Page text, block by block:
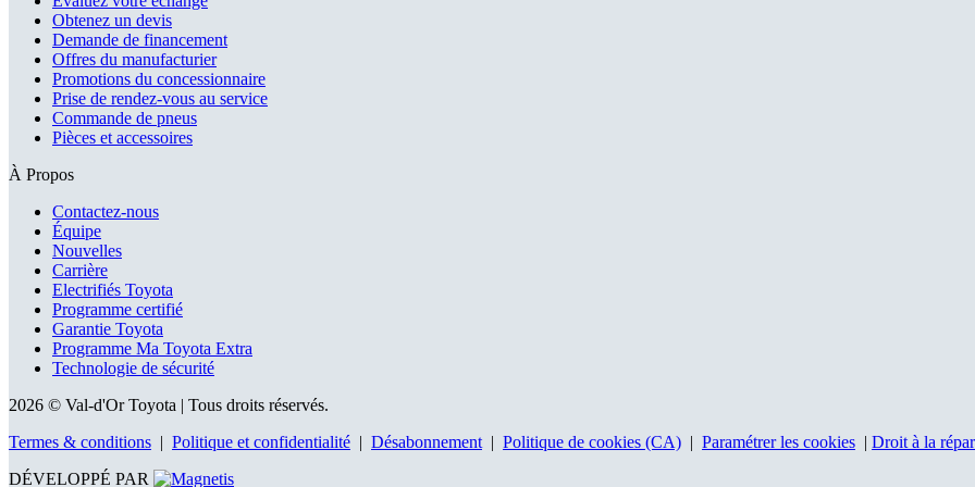
Obtenez un devis
Demande de financement
Offres du manufacturier
Promotions du concessionnaire
Prise de rendez-vous au service
Commande de pneus
Pièces et accessoires
À Propos
Contactez-nous
Équipe
Nouvelles
Carrière
Electrifiés Toyota
Programme certifié
Garantie Toyota
Programme Ma Toyota Extra
Technologie de sécurité
2026 © Val-d'Or Toyota | Tous droits réservés.
Termes & conditions | Politique et confidentialité | Désabonnement | Politique de cookies (CA) | Paramétrer les cookies | Droit à la
DÉVELOPPÉ PAR